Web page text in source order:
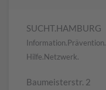
SUCHT.HAMBURG
Information.Prävention.
Hilfe.Netzwerk.
Baumeisterstr. 2